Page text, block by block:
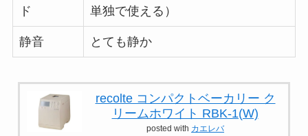
ド
単独で使える）
静音 とても静か
recolte コンパクトベーカリー ク
リームホワイト RBK-1(W)
posted with カエレバ